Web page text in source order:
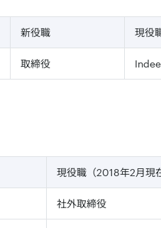
新役職 現役
取締役
現役職（2018年2月現
社外取締役